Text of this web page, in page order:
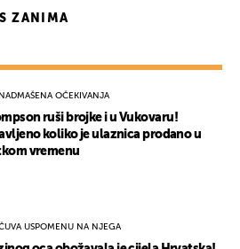
ZANIMA
NADMAŠENA OČEKIVANJA
ruši brojke i u Vukovaru!
koliko je ulaznica prodano u
vremenu
USPOMENU NA NJEGA
NOTIFIKACIJE